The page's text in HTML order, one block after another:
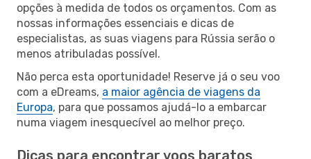
opções à medida de todos os orçamentos. Com as
nossas informações essenciais e dicas de
especialistas, as suas viagens para Rússia serão o
menos atribuladas possível.
Não perca esta oportunidade! Reserve já o seu voo
com a eDreams, a maior agência de viagens da
Europa, para que possamos ajudá-lo a embarcar
numa viagem inesquecível ao melhor preço.
Dicas para encontrar voos baratos